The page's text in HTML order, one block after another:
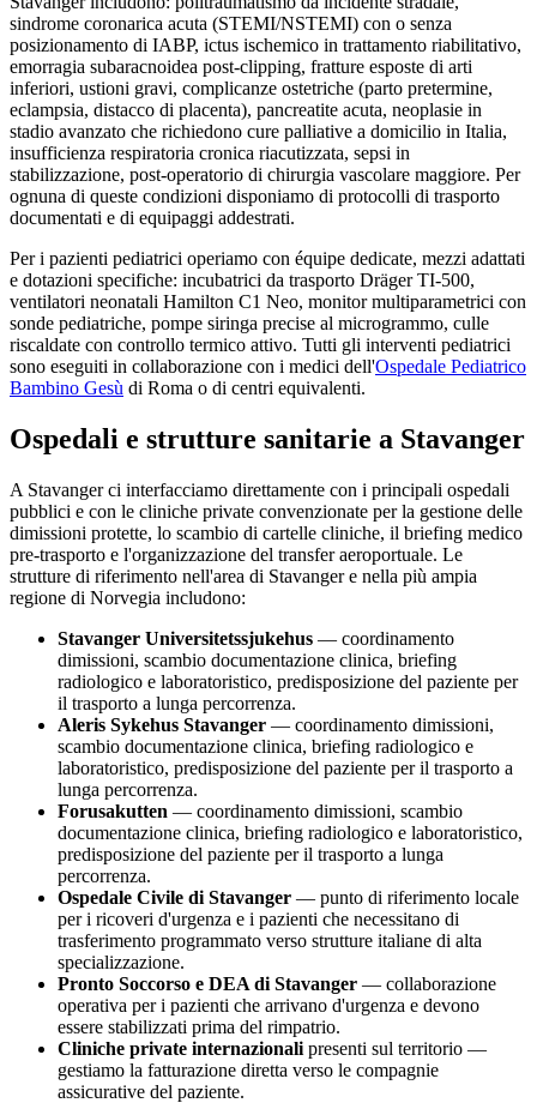
sindrome coronarica acuta (STEMI/NSTEMI) con o senza
posizionamento di IABP, ictus ischemico in trattamento riabilitativo,
emorragia subaracnoidea post-clipping, fratture esposte di arti
inferiori, ustioni gravi, complicanze ostetriche (parto pretermine,
eclampsia, distacco di placenta), pancreatite acuta, neoplasie in
stadio avanzato che richiedono cure palliative a domicilio in Italia,
insufficienza respiratoria cronica riacutizzata, sepsi in
stabilizzazione, post-operatorio di chirurgia vascolare maggiore. Per
ognuna di queste condizioni disponiamo di protocolli di trasporto
documentati e di equipaggi addestrati.
Per i pazienti pediatrici operiamo con équipe dedicate, mezzi adattati
e dotazioni specifiche: incubatrici da trasporto Dräger TI-500,
ventilatori neonatali Hamilton C1 Neo, monitor multiparametrici con
sonde pediatriche, pompe siringa precise al microgrammo, culle
riscaldate con controllo termico attivo. Tutti gli interventi pediatrici
sono eseguiti in collaborazione con i medici dell'Ospedale Pediatrico
Bambino Gesù di Roma o di centri equivalenti.
Ospedali e strutture sanitarie a Stavanger
A Stavangerci interfacciamo direttamente con i principali ospedali
pubblici e con le cliniche private convenzionate per la gestione delle
dimissioni protette, lo scambio di cartelle cliniche, il briefing medico
pre-trasporto e l'organizzazione del transfer aeroportuale. Le
strutture di riferimento nell'area di Stavangere nella più ampia
regione di Norvegia includono:
Stavanger Universitetssjukehus — coordinamento
dimissioni, scambio documentazione clinica, briefing
radiologico e laboratoristico, predisposizione del paziente per
il trasporto a lunga percorrenza.
Aleris Sykehus Stavanger — coordinamento dimissioni,
scambio documentazione clinica, briefing radiologico e
laboratoristico, predisposizione del paziente per il trasporto a
lunga percorrenza.
Forusakutten — coordinamento dimissioni, scambio
documentazione clinica, briefing radiologico e laboratoristico,
predisposizione del paziente per il trasporto a lunga
percorrenza.
Ospedale Civile di Stavanger — punto di riferimento locale
per i ricoveri d'urgenza e i pazienti che necessitano di
trasferimento programmato verso strutture italiane di alta
specializzazione.
Pronto Soccorso e DEA di Stavanger — collaborazione
operativa per i pazienti che arrivano d'urgenza e devono
essere stabilizzati prima del rimpatrio.
Cliniche private internazionali presenti sul territorio —
gestiamo la fatturazione diretta verso le compagnie
assicurative del paziente.